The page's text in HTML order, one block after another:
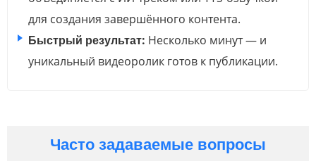
для создания завершённого контента.
Быстрый результат: Несколько минут — и
уникальный видеоролик готов к публикации.
Часто задаваемые вопросы